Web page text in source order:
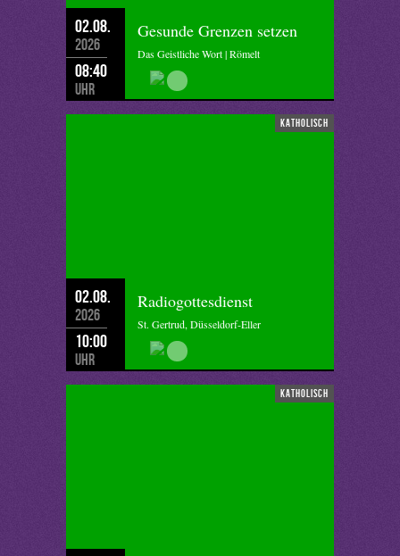
02.08.
2026
08:40
Uhr
Gesunde Grenzen setzen
Das Geistliche Wort | Römelt
katholisch
02.08.
2026
10:00
Uhr
Radiogottesdienst
St. Gertrud, Düsseldorf-Eller
katholisch